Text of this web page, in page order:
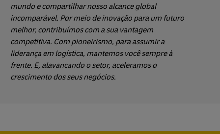
mundo e compartilhar nosso alcance global
incomparável. Por meio de inovação para um futuro
melhor, contribuímos com a sua vantagem
competitiva. Com pioneirismo, para assumir a
liderança em logística, mantemos você sempre à
frente. E, alavancando o setor, aceleramos o
crescimento dos seus negócios.